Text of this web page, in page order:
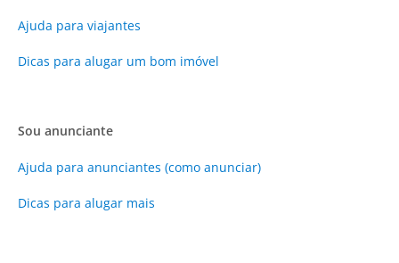
Ajuda para viajantes
Dicas para alugar um bom imóvel
Sou anunciante
Ajuda para anunciantes (como anunciar)
Dicas para alugar mais